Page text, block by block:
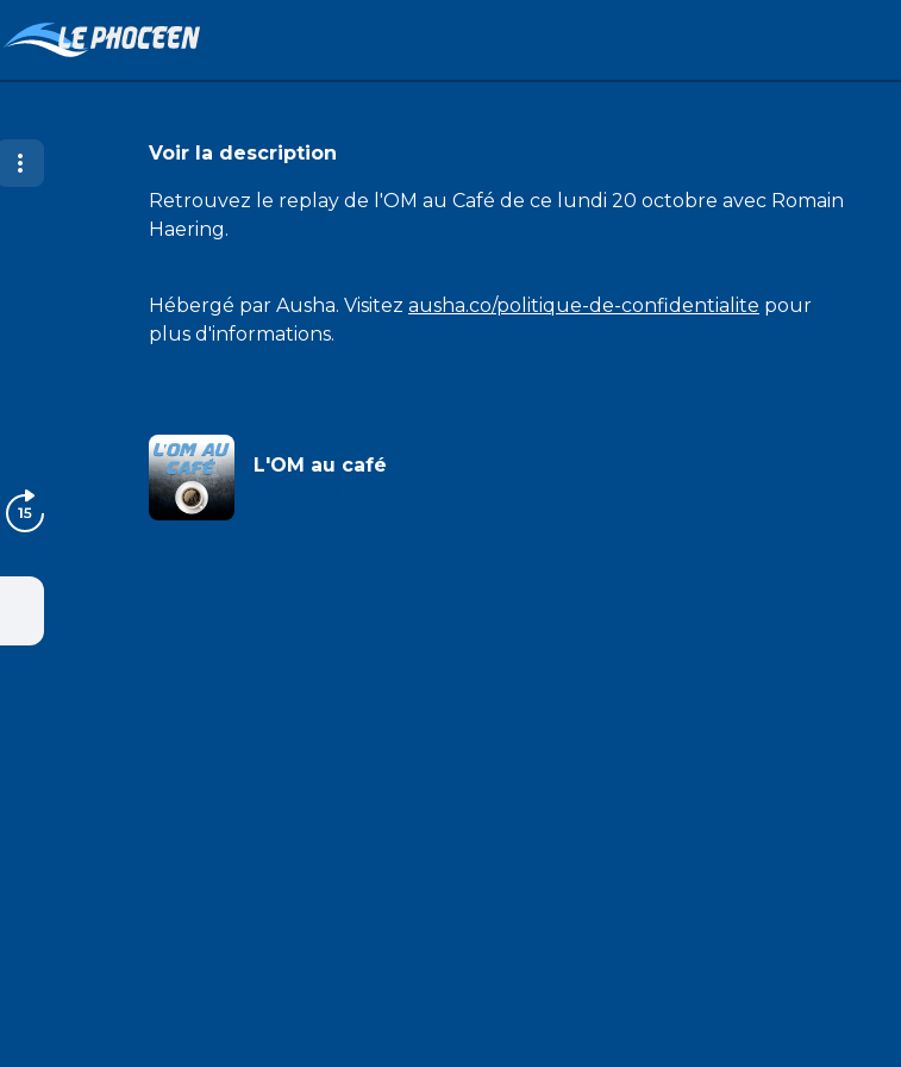
Voir la description
Retrouvez le replay de l'OM au Café de ce lundi 20 octobre avec Romain
Haering.
Hébergé par Ausha. Visitez ausha.co/politique-de-confidentialite pour
plus d'informations.
L'OM au café